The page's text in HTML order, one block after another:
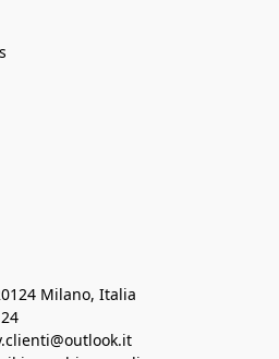
Milano, Italia